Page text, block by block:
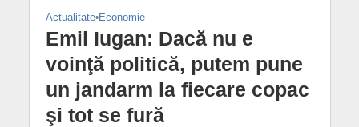
Actualitate•Economie
Emil Iugan: Dacă nu e
voinţă politică, putem pune
un jandarm la fiecare copac
şi tot se fură